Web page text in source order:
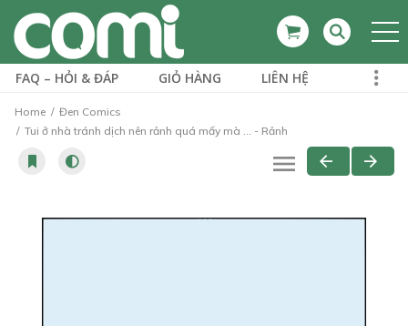
FAQ – HỎI & ĐÁP GIỎ HÀNG LIÊN HỆ
Home
Đen Comics
Tui ở nhà tránh dịch nên rảnh quá mấy mà ... - Rảnh